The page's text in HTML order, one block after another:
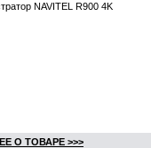
NAVITEL R900 4K
О ТОВАРЕ >>>